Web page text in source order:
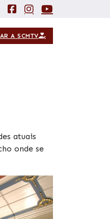
A SCMTV
atuais
onde se